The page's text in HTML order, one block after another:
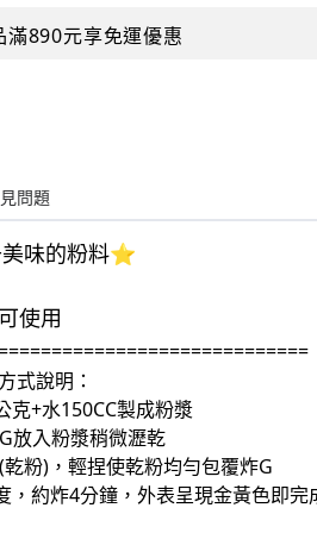
滿890元享免運優惠
問題
味的粉料⭐️
使用
式說明：
克+水150CC製成粉漿
放入粉漿稍微瀝乾
粉)，輕捏使乾粉均勻包覆炸G
，約炸4分鐘，外表呈現金黃色即完